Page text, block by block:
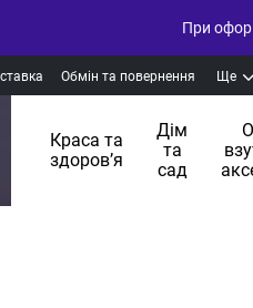
При
Обмін та повернення Ще
Краса та
здоровʼя
Дім
та
сад